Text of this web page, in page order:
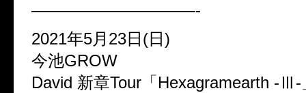
——————————-
2021年5月23日(日)
今池GROW
David 新章Tour「Hexagramearth -Ⅲ-